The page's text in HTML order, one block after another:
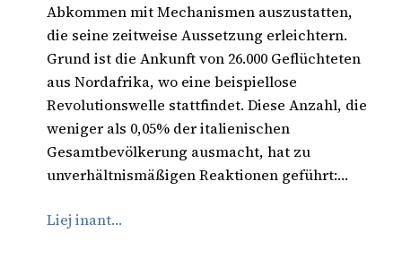
Abkommen mit Mechanismen auszustatten,
die seine zeitweise Aussetzung erleichtern.
Grund ist die Ankunft von 26.000 Geflüchteten
aus Nordafrika, wo eine beispiellose
Revolutionswelle stattfindet. Diese Anzahl, die
weniger als 0,05% der italienischen
Gesamtbevölkerung ausmacht, hat zu
unverhältnismäßigen Reaktionen geführt:…
Liej inant…